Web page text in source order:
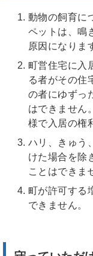
動物の飼育に
ペットは、鳴
原因になりま
町営住宅に入
る者がその住
の者にゆずっ
はできません
様で入居の権
ハリ、きゅう
けた場合を除
ことはできま
町が許可する
できません。